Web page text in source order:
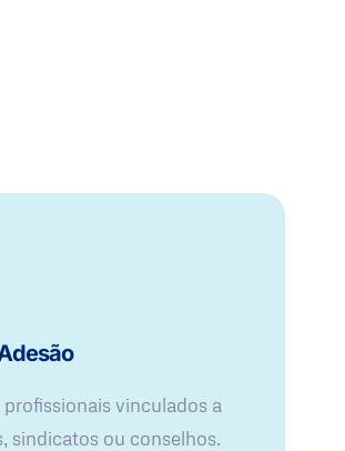
profissionais vinculados a
sindicatos ou conselhos.